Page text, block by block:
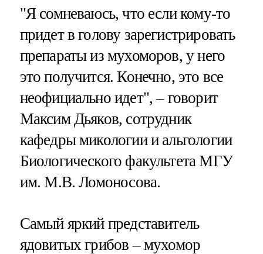
"Я сомневаюсь, что если кому-то
придет в голову зарегистрировать
препараты из мухоморов, у него
это получится. Конечно, это все
неофициально идет", – говорит
Максим Дьяков, сотрудник
кафедры микологии и альгологии
Биологического факультета МГУ
им. М.В. Ломоносова.
Самый яркий представитель
ядовитых грибов – мухомор